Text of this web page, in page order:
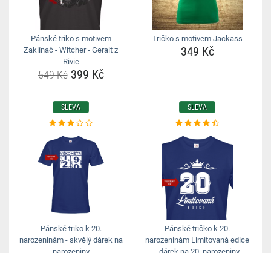
Pánské triko s motivem
Zaklínač - Witcher - Geralt z
Rivie
549 Kč399 Kč
Tričko s motivem Jackass
349 Kč
SLEVA
Pánské triko k 20.
narozeninám - skvělý dárek na
SLEVA
Pánské tričko k 20.
narozeninám Limitovaná edice